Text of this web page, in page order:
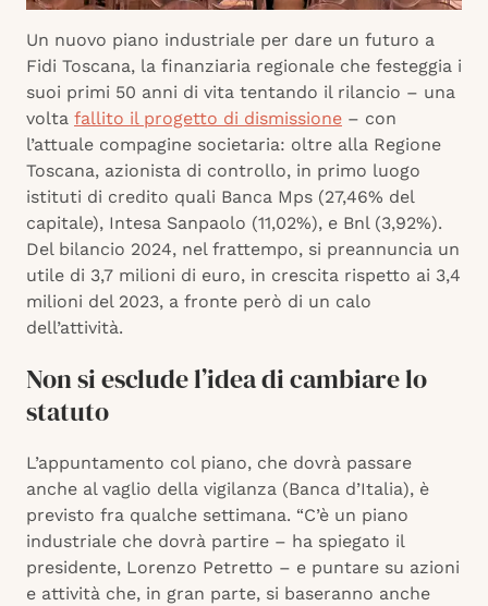
Un nuovo piano industriale per dare un futuro a
Fidi Toscana, la finanziaria regionale che festeggia i
suoi primi 50 anni di vita tentando il rilancio – una
volta fallito il progetto di dismissione – con
l’attuale compagine societaria: oltre alla Regione
Toscana, azionista di controllo, in primo luogo
istituti di credito quali Banca Mps (27,46% del
capitale), Intesa Sanpaolo (11,02%), e Bnl (3,92%).
Del bilancio 2024, nel frattempo, si preannuncia un
utile di 3,7 milioni di euro, in crescita rispetto ai 3,4
milioni del 2023, a fronte però di un calo
dell’attività.
Non si esclude l’idea di cambiare lo
statuto
L’appuntamento col piano, che dovrà passare
anche al vaglio della vigilanza (Banca d’Italia), è
previsto fra qualche settimana. “C’è un piano
industriale che dovrà partire – ha spiegato il
presidente, Lorenzo Petretto – e puntare su azioni
e attività che, in gran parte, si baseranno anche